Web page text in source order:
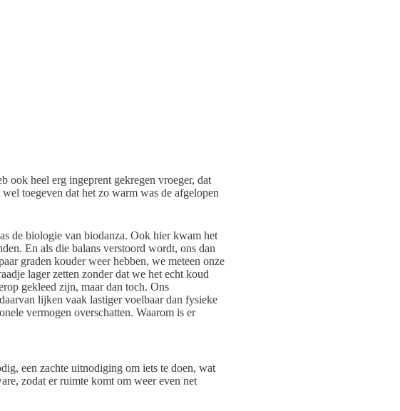
ook heel erg ingeprent gekregen vroeger, dat
toegeven dat het zo warm was de afgelopen
de biologie van biodanza. Ook hier kwam het
En als die balans verstoord wordt, ons dan
graden kouder weer hebben, we meteen onze
lager zetten zonder dat we het echt koud
gekleed zijn, maar dan toch. Ons
lijken vaak lastiger voelbaar dan fysieke
vermogen overschatten. Waarom is er
een zachte uitnodiging om iets te doen, wat
zodat er ruimte komt om weer even net